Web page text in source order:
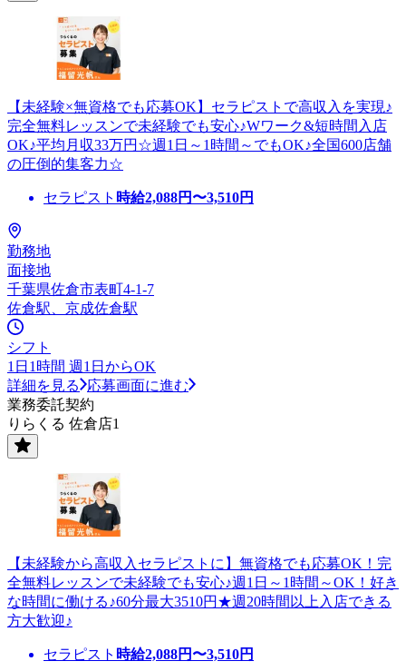
【未経験×無資格でも応募OK】セラピストで高収入を実現♪
完全無料レッスンで未経験でも安心♪Wワーク&短時間入店
OK♪平均月収33万円☆週1日～1時間～でもOK♪全国600店舗
の圧倒的集客力☆
セラピスト 時給2,088円〜3,510円
勤務地
面接地
千葉県佐倉市表町4-1-7
佐倉駅、京成佐倉駅
シフト
1日1時間 週1日からOK
詳細を見る
応募画面に進む
業務委託契約
りらくる 佐倉店1
【未経験から高収入セラピストに】無資格でも応募OK！完
全無料レッスンで未経験でも安心♪週1日～1時間～OK！好き
な時間に働ける♪60分最大3510円★週20時間以上入店できる
方大歓迎♪
セラピスト 時給2,088円〜3,510円